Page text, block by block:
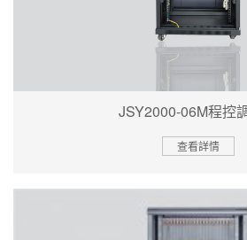
JSY2000-06M程控
查看詳情